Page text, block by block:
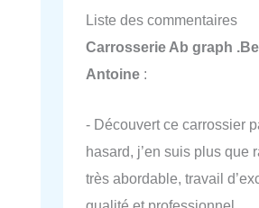
Liste des commentaires
Carrosserie Ab graph
Antoine :
- Découvert ce carrossier
hasard, j’en suis plus que
très abordable, travail